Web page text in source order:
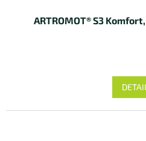
ARTROMOT® S3
DETAIL